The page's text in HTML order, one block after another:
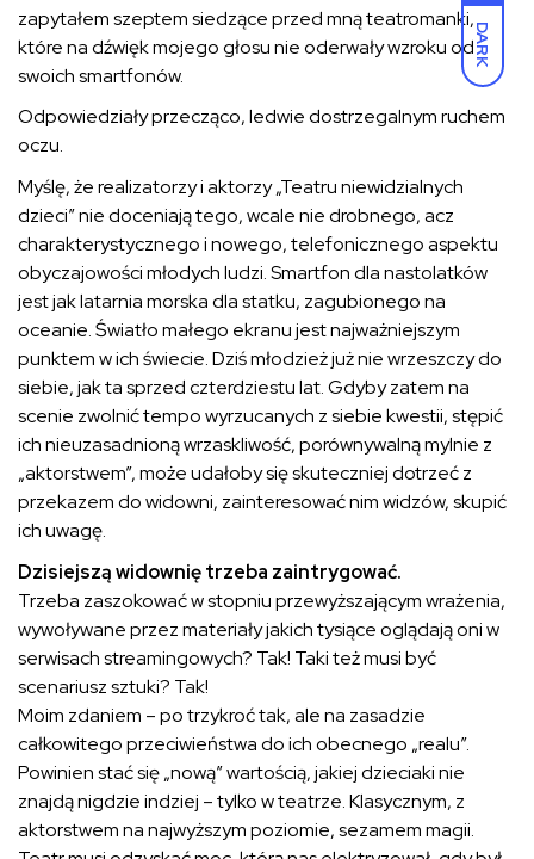
DARK
zapytałem szeptem siedzące przed mną teatromanki,
które na dźwięk mojego głosu nie oderwały wzroku od
swoich smartfonów.
Odpowiedziały przecząco, ledwie dostrzegalnym ruchem
oczu.
Myślę, że realizatorzy i aktorzy „Teatru niewidzialnych
dzieci” nie doceniają tego, wcale nie drobnego, acz
charakterystycznego i nowego, telefonicznego aspektu
obyczajowości młodych ludzi. Smartfon dla nastolatków
jest jak latarnia morska dla statku, zagubionego na
oceanie. Światło małego ekranu jest najważniejszym
punktem w ich świecie. Dziś młodzież już nie wrzeszczy do
siebie, jak ta sprzed czterdziestu lat. Gdyby zatem na
scenie zwolnić tempo wyrzucanych z siebie kwestii, stępić
ich nieuzasadnioną wrzaskliwość, porównywalną mylnie z
„aktorstwem”, może udałoby się skuteczniej dotrzeć z
przekazem do widowni, zainteresować nim widzów, skupić
ich uwagę.
Dzisiejszą widownię trzeba zaintrygować.
Trzeba zaszokować w stopniu przewyższającym wrażenia,
wywoływane przez materiały jakich tysiące oglądają oni w
serwisach streamingowych? Tak! Taki też musi być
scenariusz sztuki? Tak!
Moim zdaniem – po trzykroć tak, ale na zasadzie
całkowitego przeciwieństwa do ich obecnego „realu”.
Powinien stać się „nową” wartością, jakiej dzieciaki nie
znajdą nigdzie indziej – tylko w teatrze. Klasycznym, z
aktorstwem na najwyższym poziomie, sezamem magii.